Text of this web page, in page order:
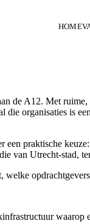
HOME
de A12. Met
organisaties is
praktische
van Utrecht-